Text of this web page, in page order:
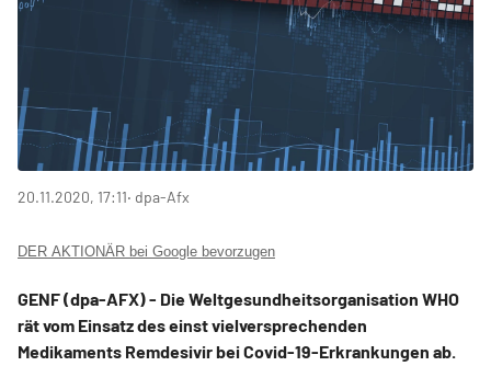
20.11.2020, 17:11‧ dpa-Afx
DER AKTIONÄR bei Google bevorzugen
GENF (dpa-AFX) - Die Weltgesundheitsorganisation WHO
rät vom Einsatz des einst vielversprechenden
Medikaments Remdesivir bei Covid-19-Erkrankungen ab.